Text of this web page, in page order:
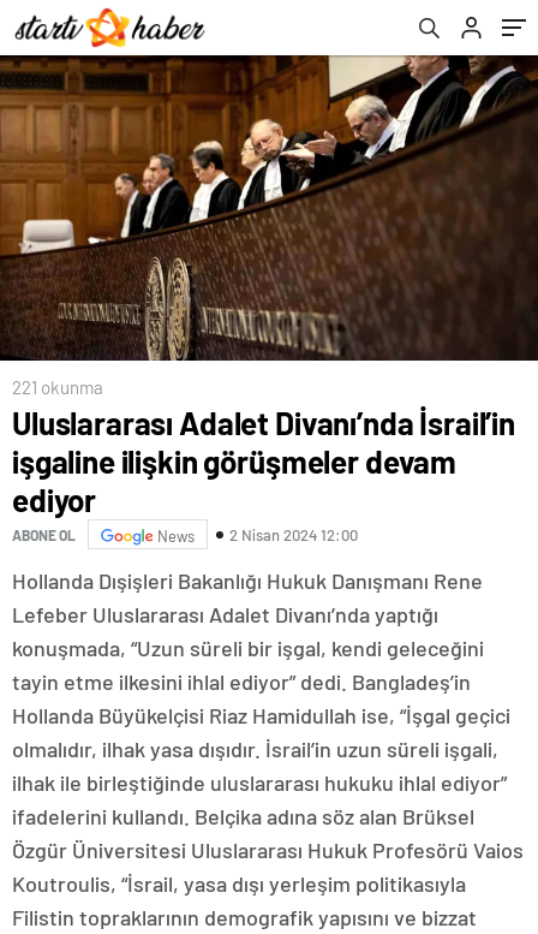
221 okunma
Uluslararası Adalet Divanı’nda İsrail’in
işgaline ilişkin görüşmeler devam
ediyor
ABONE OL News 2 Nisan 2024 12:00
Hollanda Dışişleri Bakanlığı Hukuk Danışmanı Rene
Lefeber Uluslararası Adalet Divanı’nda yaptığı
konuşmada, “Uzun süreli bir işgal, kendi geleceğini
tayin etme ilkesini ihlal ediyor” dedi. Bangladeş’in
Hollanda Büyükelçisi Riaz Hamidullah ise, “İşgal geçici
olmalıdır, ilhak yasa dışıdır. İsrail’in uzun süreli işgali,
ilhak ile birleştiğinde uluslararası hukuku ihlal ediyor”
ifadelerini kullandı. Belçika adına söz alan Brüksel
Özgür Üniversitesi Uluslararası Hukuk Profesörü Vaios
Koutroulis, “İsrail, yasa dışı yerleşim politikasıyla
Filistin topraklarının demografik yapısını ve bizzat